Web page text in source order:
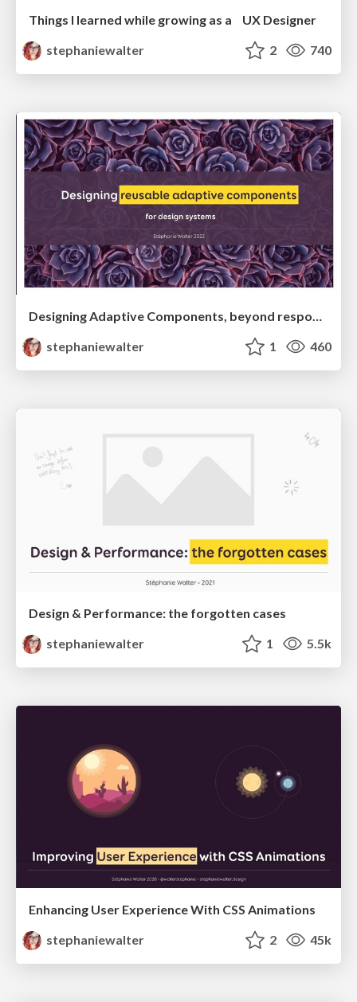
Things I learned while growing as a UX Designer
stephaniewalter
2 740
Designing Adaptive Components, beyond responsive breakpoints
stephaniewalter
1 460
Design & Performance: the forgotten cases
stephaniewalter
1 5.5k
Enhancing User Experience With CSS Animations
stephaniewalter
2 45k